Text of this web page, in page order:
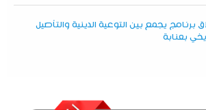
برنامج يجمع بين التوعية الدينية والتأصيل
بعنابة